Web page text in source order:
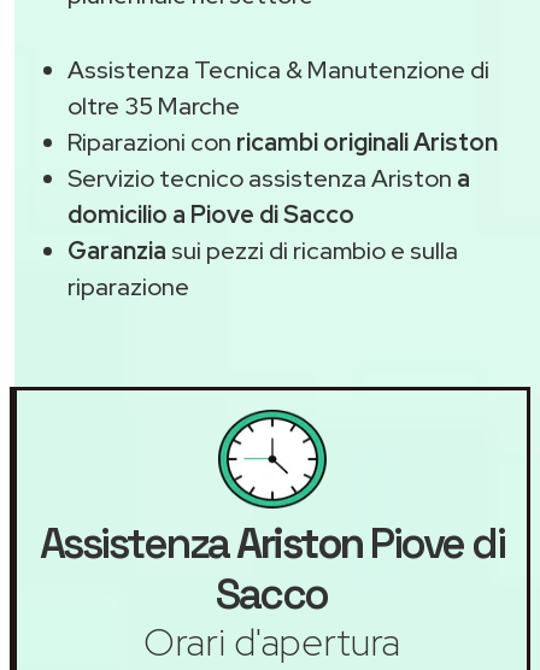
Assistenza Tecnica & Manutenzione di
oltre 35 Marche
Riparazioni con ricambi originali Ariston
Servizio tecnico assistenza Ariston a
domicilio a Piove di Sacco
Garanzia sui pezzi di ricambio e sulla
riparazione
AssistenzaAristonPiove di
Sacco
Orari d'apertura